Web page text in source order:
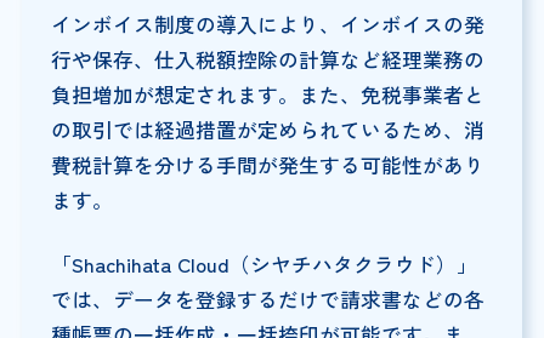
インボイス制度の導入により、インボイスの発
行や保存、仕入税額控除の計算など経理業務の
負担増加が想定されます。また、免税事業者と
の取引では経過措置が定められているため、消
費税計算を分ける手間が発生する可能性があり
ます。
「Shachihata Cloud（シヤチハタクラウド）」
では、データを登録するだけで請求書などの各